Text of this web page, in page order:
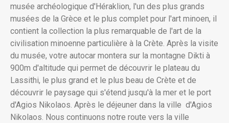
musée archéologique d'Héraklion, l'un des plus grands
musées de la Grèce et le plus complet pour l'art minoen, il
contient la collection la plus remarquable de l'art de la
civilisation minoenne particulière à la Crète. Après la visite
du musée, votre autocar montera sur la montagne Dikti à
900m d'altitude qui permet de découvrir le plateau du
Lassithi, le plus grand et le plus beau de Crète et de
découvrir le paysage qui s'étend jusqu'à la mer et le port
d'Agios Nikolaos. Après le déjeuner dans la ville d'Agios
Nikolaos. Nous continuons notre route vers la ville